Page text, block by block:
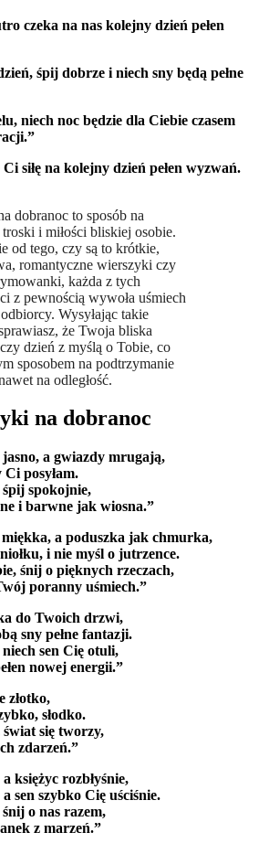
czeka na nas kolejny dzień pełen
śpij dobrze i niech sny będą pełne
niech noc będzie dla Ciebie czasem
siłę na kolejny dzień pełen wyzwań.
dobranoc to sposób na
i miłości bliskiej osobie.
od tego, czy są to krótkie,
romantyczne wierszyki czy
każda z tych
z pewnością wywoła uśmiech
Wysyłając takie
że Twoja bliska
dzień z myślą o Tobie, co
sposobem na podtrzymanie
na odległość.
na dobranoc
a gwiazdy mrugają,
posyłam.
spokojnie,
i barwne jak wiosna.”
miękka, a poduszka jak chmurka,
i nie myśl o jutrzence.
śnij o pięknych rzeczach,
poranny uśmiech.”
do Twoich drzwi,
sny pełne fantazji.
sen Cię otuli,
nowej energii.”
złotko,
słodko.
się tworzy,
zdarzeń.”
księżyc rozbłyśnie,
sen szybko Cię uściśnie.
o nas razem,
z marzeń.”